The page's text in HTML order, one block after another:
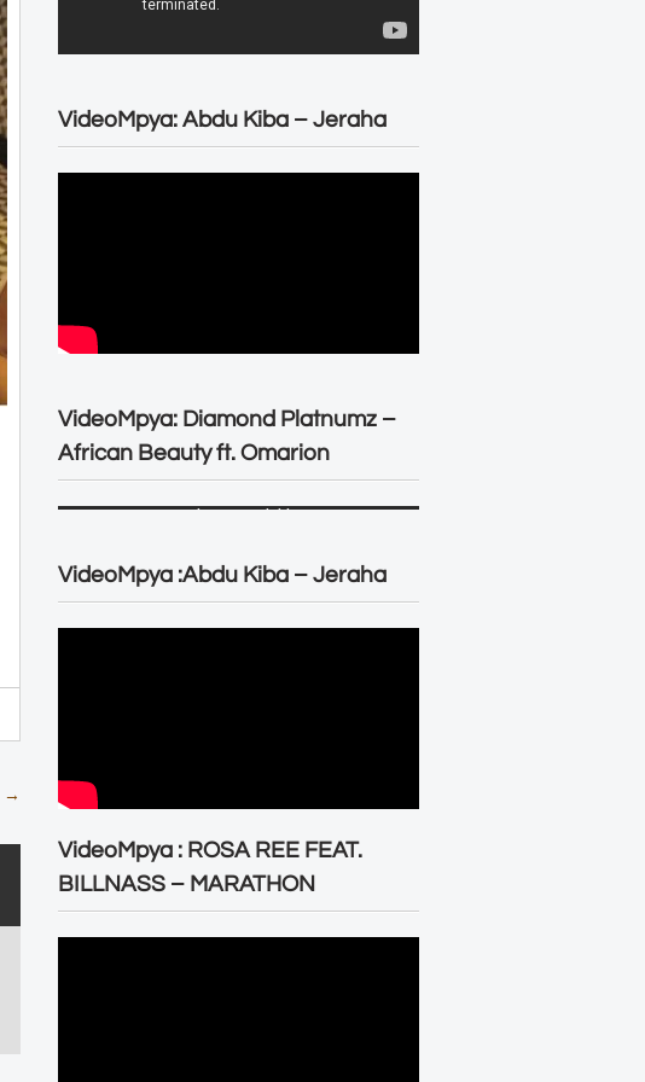
→
VideoMpya: Abdu Kiba – Jeraha
VideoMpya: Diamond Platnumz –
African Beauty ft. Omarion
VideoMpya :Abdu Kiba – Jeraha
VideoMpya : ROSA REE FEAT.
BILLNASS – MARATHON